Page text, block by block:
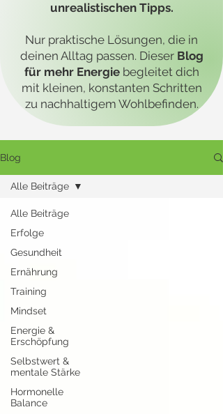
unrealistischen Tipps.
Nur praktische Lösungen, die in
deinen Alltag passen. Dieser Blog
für mehr Energiebegleitet dich
mit kleinen, konstanten Schritten
zu nachhaltigem Wohlbefinden.
Blog
Alle Beiträge
Erfolge
Gesundheit
Ernährung
Training
Mindset
Energie &
Erschöpfung
Selbstwert &
mentale Stärke
Hormonelle
Balance
Alle Beiträge